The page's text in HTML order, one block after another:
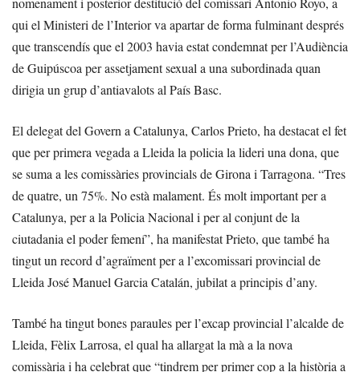
qui el Ministeri de l’Interior va apartar de forma fulminant després
que transcendís que el 2003 havia estat condemnat per l’Audiència
de Guipúscoa per assetjament sexual a una subordinada quan
dirigia un grup d’antiavalots al País Basc.
El delegat del Govern a Catalunya, Carlos Prieto, ha destacat el fet
que per primera vegada a Lleida la policia la lideri una dona, que
se suma a les comissàries provincials de Girona i Tarragona. “Tres
de quatre, un 75%. No està malament. És molt important per a
Catalunya, per a la Policia Nacional i per al conjunt de la
ciutadania el poder femení”, ha manifestat Prieto, que també ha
tingut un record d’agraïment per a l’excomissari provincial de
Lleida José Manuel Garcia Catalán, jubilat a principis d’any.
També ha tingut bones paraules per l’excap provincial l’alcalde de
Lleida, Fèlix Larrosa, el qual ha allargat la mà a la nova
comissària i ha celebrat que “tindrem per primer cop a la història a